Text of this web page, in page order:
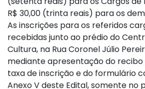
R$ 30,00 (trinta reais) para os
As inscrições para os referidos
recebidas junto ao prédio do
Cultura, na Rua Coronel Júlio
mediante apresentação do
taxa de inscrição e do formulário
Anexo V deste Edital, somente no